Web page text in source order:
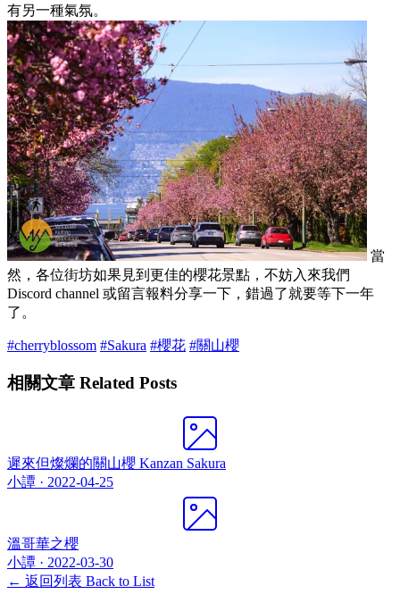
有另一種氣氛。
當
然，各位街坊如果見到更佳的櫻花景點，不妨入來我們
Discord channel 或留言報料分享一下，錯過了就要等下一年
了。
#cherryblossom #Sakura #櫻花 #關山櫻
相關文章 Related Posts
遲來但燦爛的關山櫻 Kanzan Sakura
小譚 · 2022-04-25
溫哥華之櫻
小譚 · 2022-03-30
← 返回列表 Back to List